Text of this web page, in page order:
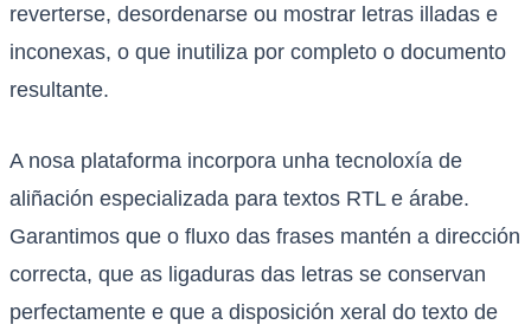
reverterse, desordenarse ou mostrar letras illadas e
inconexas, o que inutiliza por completo o documento
resultante.
A nosa plataforma incorpora unha tecnoloxía de
aliñación especializada para textos RTL e árabe.
Garantimos que o fluxo das frases mantén a dirección
correcta, que as ligaduras das letras se conservan
perfectamente e que a disposición xeral do texto de